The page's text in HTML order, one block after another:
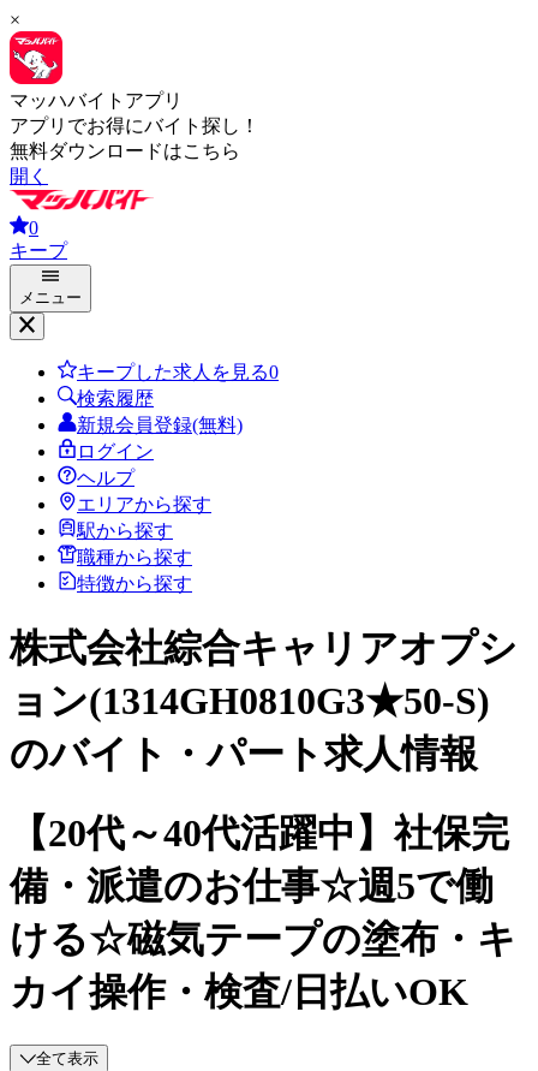
×
マッハバイトアプリ
アプリでお得にバイト探し！
無料ダウンロードはこちら
開く
0
キープ
メニュー
キープした求人を見る0
検索履歴
新規会員登録(無料)
ログイン
ヘルプ
エリアから探す
駅から探す
職種から探す
特徴から探す
株式会社綜合キャリアオプシ
ョン(1314GH0810G3★50-S)
のバイト・パート求人情報
【20代～40代活躍中】社保完
備・派遣のお仕事☆週5で働
ける☆磁気テープの塗布・キ
カイ操作・検査/日払いOK
全て表示